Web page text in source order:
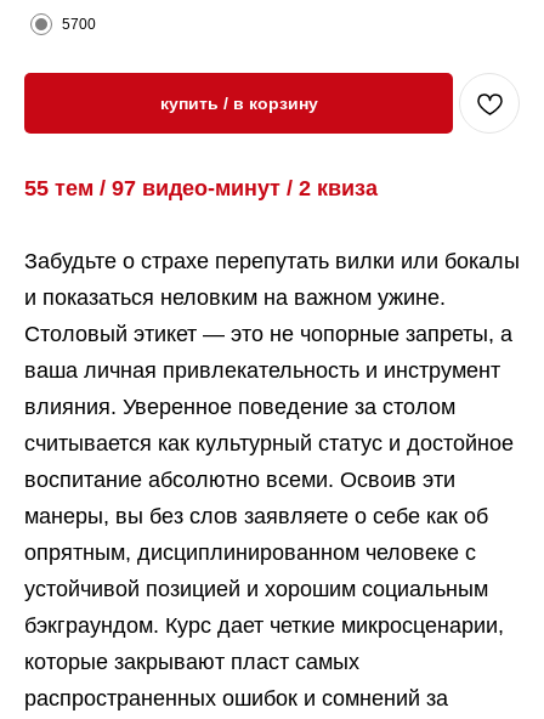
5700
купить / в корзину
55 тем / 97 видео-минут / 2 квиза
Забудьте о страхе перепутать вилки или бокалы
и показаться неловким на важном ужине.
Столовый этикет — это не чопорные запреты, а
ваша личная привлекательность и инструмент
влияния. Уверенное поведение за столом
считывается как культурный статус и достойное
воспитание абсолютно всеми. Освоив эти
манеры, вы без слов заявляете о себе как об
опрятным, дисциплинированном человеке с
устойчивой позицией и хорошим социальным
бэкграундом. Курс дает четкие микросценарии,
которые закрывают пласт самых
распространенных ошибок и сомнений за